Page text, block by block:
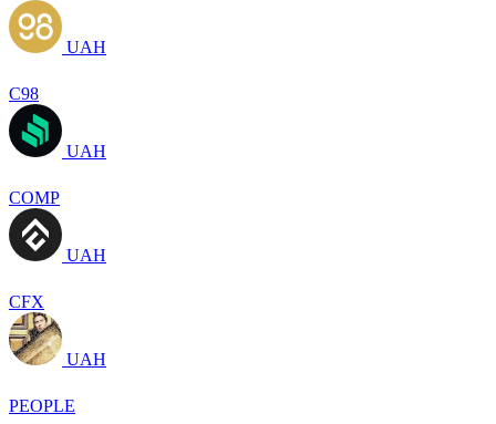
UAH
C98
UAH
COMP
UAH
CFX
UAH
PEOPLE